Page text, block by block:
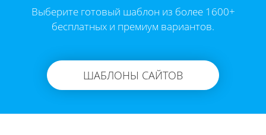
Выберите готовый шаблон из более 1600+
бесплатных и премиум вариантов.
ШАБЛОНЫ САЙТОВ